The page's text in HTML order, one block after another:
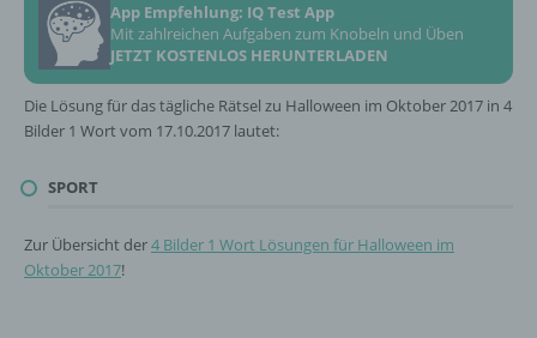
App Empfehlung: IQ Test App
Mit zahlreichen Aufgaben zum Knobeln und Üben
JETZT KOSTENLOS HERUNTERLADEN
Die Lösung für das tägliche Rätsel zu Halloween im Oktober 2017 in 4
Bilder 1 Wort vom 17.10.2017 lautet:
SPORT
Zur Übersicht der4 Bilder 1 Wort Lösungen für Halloween im
Oktober 2017!